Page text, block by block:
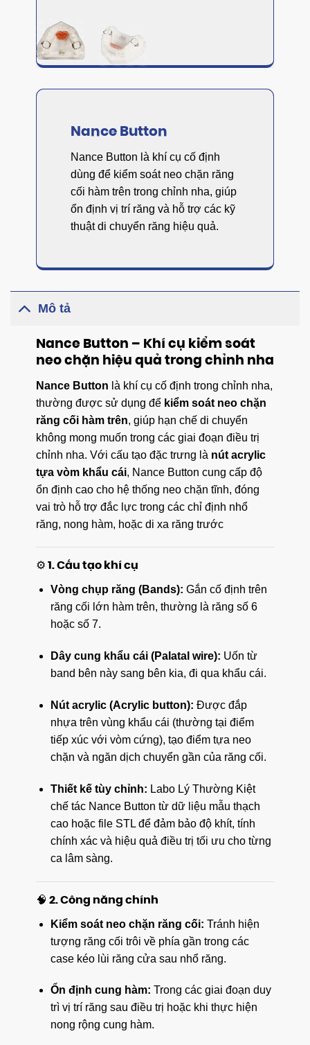
Nance Button
Nance Button là khí cụ cố định
dùng để kiểm soát neo chặn răng
cối hàm trên trong chỉnh nha, giúp
ổn định vị trí răng và hỗ trợ các kỹ
thuật di chuyển răng hiệu quả.
Mô tả
Nance Button – Khí cụ kiểm soát
neo chặn hiệu quả trong chỉnh nha
Nance Button là khí cụ cố định trong chỉnh nha,
thường được sử dụng để kiểm soát neo chặn
răng cối hàm trên, giúp hạn chế di chuyển
không mong muốn trong các giai đoạn điều trị
chỉnh nha. Với cấu tạo đặc trưng là nút acrylic
tựa vòm khẩu cái, Nance Button cung cấp độ
ổn định cao cho hệ thống neo chặn tĩnh, đóng
vai trò hỗ trợ đắc lực trong các chỉ định nhổ
răng, nong hàm, hoặc di xa răng trước
⚙️ 1. Cấu tạo khí cụ
Vòng chụp răng (Bands): Gắn cố định trên
răng cối lớn hàm trên, thường là răng số 6
hoặc số 7.
Dây cung khẩu cái (Palatal wire): Uốn từ
band bên này sang bên kia, đi qua khẩu cái.
Nút acrylic (Acrylic button): Được đắp
nhựa trên vùng khẩu cái (thường tại điểm
tiếp xúc với vòm cứng), tạo điểm tựa neo
chặn và ngăn dịch chuyển gần của răng cối.
Thiết kế tùy chỉnh: Labo Lý Thường Kiệt
chế tác Nance Button từ dữ liệu mẫu thạch
cao hoặc file STL để đảm bảo độ khít, tính
chính xác và hiệu quả điều trị tối ưu cho từng
ca lâm sàng.
🧠 2. Công năng chính
Kiểm soát neo chặn răng cối: Tránh hiện
tượng răng cối trôi về phía gần trong các
case kéo lùi răng cửa sau nhổ răng.
Ổn định cung hàm: Trong các giai đoạn duy
trì vị trí răng sau điều trị hoặc khi thực hiện
nong rộng cung hàm.